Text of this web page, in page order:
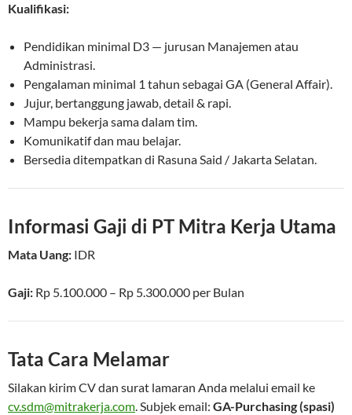
Kualifikasi:
Pendidikan minimal D3 — jurusan Manajemen atau
Administrasi.
Pengalaman minimal 1 tahun sebagai GA (General Affair).
Jujur, bertanggung jawab, detail & rapi.
Mampu bekerja sama dalam tim.
Komunikatif dan mau belajar.
Bersedia ditempatkan di Rasuna Said / Jakarta Selatan.
Informasi Gaji di PT Mitra Kerja Utama
Mata Uang: IDR
Gaji: Rp 5.100.000 – Rp 5.300.000 per Bulan
Tata Cara Melamar
Silakan kirim CV dan surat lamaran Anda melalui email ke
cv.sdm@mitrakerja.com. Subjek email: GA-Purchasing (spasi)